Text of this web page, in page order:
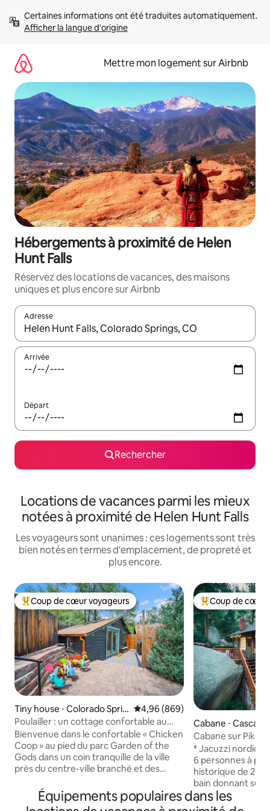
directement
Afficher la langue d'origine
Mettre mon logement sur Airbnb
Hébergements à proximité de Helen
Hunt Falls
Réservez des locations de vacances, des maisons
uniques et plus encore sur Airbnb
Adresse
Lorsque les résultats s'affichent, utilisez les flèches vers le
Arrivée
Départ
Rechercher
Locations de vacances parmi les mieux
notées à proximité de Helen Hunt Falls
Les voyageurs sont unanimes : ces logements sont très
bien notés en termes d'emplacement, de propreté et
plus encore.
Coups de cœur voyageurs les plus appréciés
Coup de cœur voyageurs
Tiny house ⋅ Colorado Sprin
gs
Évaluation moyenne sur la base
4,96 (869)
Poulailler : un cottage confortable au
Garden of the Gods
Bienvenue dans le confortable « Chicken
Coop » au pied du parc Garden of the
Gods dans un coin tranquille de la ville
près du centre-ville branché et des
Sortez de chez vous et entrez dans le
parc urbain le plus cool du pays, avec des
Coups de cœur
Coup de cœur
Cabane ⋅
Park
Cabane sur Pikes
et nourriture à
* Jacuzzi
6 personnes à
historique de 2
bain donnant sur
Profitez d'une
arbres et les
Équipements populaires dans les